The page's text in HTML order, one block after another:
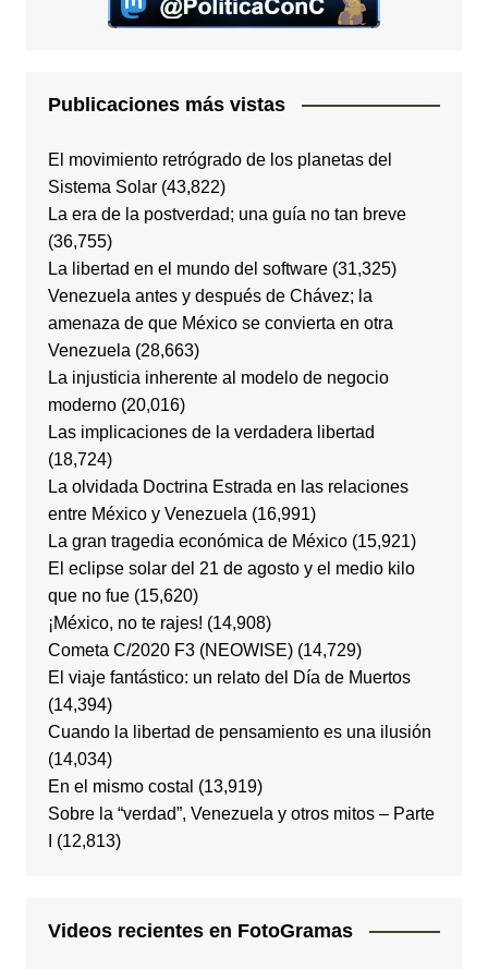
Publicaciones más vistas
El movimiento retrógrado de los planetas del
Sistema Solar (43,822)
La era de la postverdad; una guía no tan breve
(36,755)
La libertad en el mundo del software (31,325)
Venezuela antes y después de Chávez; la
amenaza de que México se convierta en otra
Venezuela (28,663)
La injusticia inherente al modelo de negocio
moderno (20,016)
Las implicaciones de la verdadera libertad
(18,724)
La olvidada Doctrina Estrada en las relaciones
entre México y Venezuela (16,991)
La gran tragedia económica de México (15,921)
El eclipse solar del 21 de agosto y el medio kilo
que no fue (15,620)
¡México, no te rajes! (14,908)
Cometa C/2020 F3 (NEOWISE) (14,729)
El viaje fantástico: un relato del Día de Muertos
(14,394)
Cuando la libertad de pensamiento es una ilusión
(14,034)
En el mismo costal (13,919)
Sobre la “verdad”, Venezuela y otros mitos – Parte
(12,813)
Videos recientes en FotoGramas